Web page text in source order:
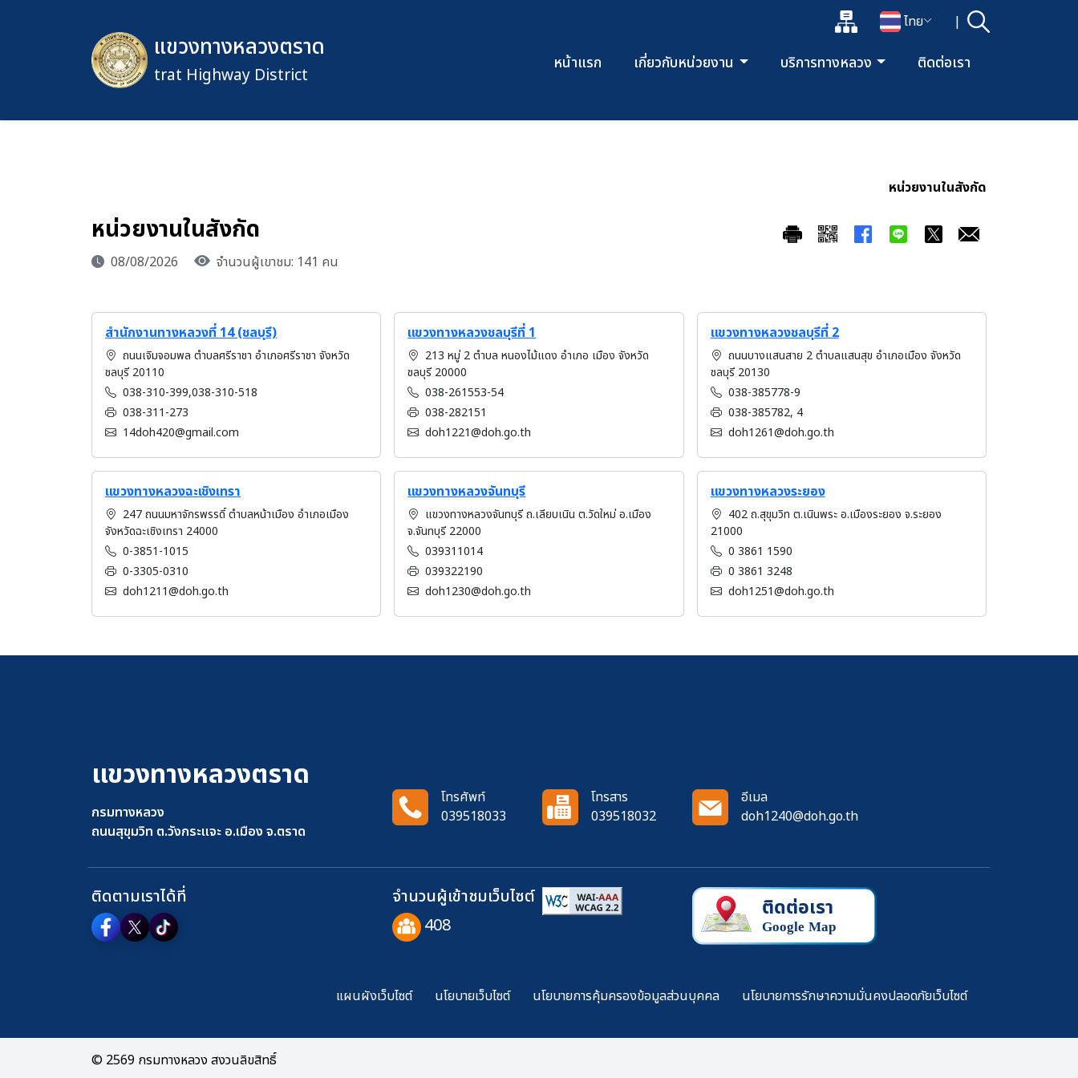
แผนผังเว็บไซต์
เปลี่ยนภาษา
ไทย | ค้นหา
เปิดกล่องค้นหาข้อมูลหลักของเว็บไซต์
แขวงทางหลวงตราด
trat Highway District
หน้าแรก เกี่ยวกับหน่วยงาน บริการทางหลวง ติดต่อเรา
หน่วยงานในสังกัด
หน่วยงานในสังกัด
08/08/2026 จำนวนผู้เขาชม: 141 คน
สำนักงานทางหลวงที่ 14 (ชลบุรี)
ถนนเจิมจอมพล ตำบลศรีราชา อำเภอศรีราชา จังหวัด
ชลบุรี 20110
038-310-399,038-310-518
038-311-273
14doh420@gmail.com
แขวงทางหลวงชลบุรีที่ 1
213 หมู่ 2 ตำบล หนองไม้แดง อำเภอ เมือง จังหวัด
ชลบุรี 20000
038-261553-54
038-282151
doh1221@doh.go.th
แขวงทางหลวงชลบุรีที่ 2
ถนนบางแสนสาย 2 ตำบลแสนสุข อำเภอเมือง จังหวัด
ชลบุรี 20130
038-385778-9
038-385782, 4
doh1261@doh.go.th
แขวงทางหลวงฉะเชิงเทรา
247 ถนนมหาจักรพรรดิ์ ตำบลหน้าเมือง อำเภอเมือง
จังหวัดฉะเชิงเทรา 24000
0-3851-1015
0-3305-0310
doh1211@doh.go.th
แขวงทางหลวงจันทบุรี
แขวงทางหลวงจันทบุรี ถ.เลียบเนิน ต.วัดใหม่ อ.เมือง
จ.จันทบุรี 22000
039311014
039322190
doh1230@doh.go.th
แขวงทางหลวงระยอง
402 ถ.สุขุมวิท ต.เนินพระ อ.เมืองระยอง จ.ระยอง
21000
0 3861 1590
0 3861 3248
doh1251@doh.go.th
แขวงทางหลวงตราด
กรมทางหลวง
ถนนสุขุมวิท ต.วังกระแจะ อ.เมือง จ.ตราด
โทรศัพท์
039518033
โทรสาร
039518032
อีเมล
doh1240@doh.go.th
ติดตามเราได้ที่
จำนวนผู้เข้าชมเว็บไซต์
408
แผนผังเว็บไซต์ นโยบายเว็บไซต์ นโยบายการคุ้มครองข้อมูลส่วนบุคคล นโยบายการรักษาความมั่นคงปลอดภัยเว็บไซต์
© 2569 กรมทางหลวง สงวนลิขสิทธิ์